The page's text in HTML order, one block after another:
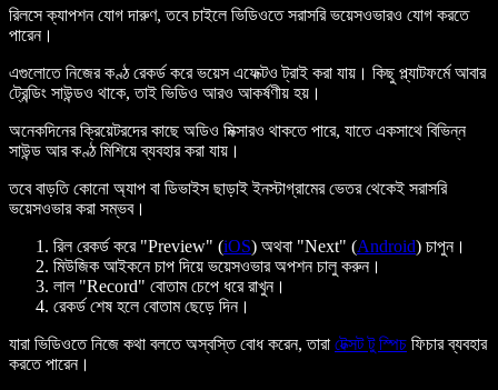
রিলসে ক্যাপশন যোগ দারুণ, তবে চাইলে ভিডিওতে সরাসরি ভয়েসওভারও যোগ করতে
পারেন।
এগুলোতে নিজের কণ্ঠ রেকর্ড করে ভয়েস এফেক্টও ট্রাই করা যায়। কিছু প্ল্যাটফর্মে আবার
ট্রেন্ডিং সাউন্ডও থাকে, তাই ভিডিও আরও আকর্ষণীয় হয়।
অনেকদিনের ক্রিয়েটরদের কাছে অডিও মিক্সারও থাকতে পারে, যাতে একসাথে বিভিন্ন
সাউন্ড আর কণ্ঠ মিশিয়ে ব্যবহার করা যায়।
তবে বাড়তি কোনো অ্যাপ বা ডিভাইস ছাড়াই ইনস্টাগ্রামের ভেতর থেকেই সরাসরি
ভয়েসওভার করা সম্ভব।
রিল রেকর্ড করে "Preview" (iOS) অথবা "Next" (Android) চাপুন।
মিউজিক আইকনে চাপ দিয়ে ভয়েসওভার অপশন চালু করুন।
লাল "Record" বোতাম চেপে ধরে রাখুন।
রেকর্ড শেষ হলে বোতাম ছেড়ে দিন।
যারা ভিডিওতে নিজে কথা বলতে অস্বস্তি বোধ করেন, তারা টেক্সট টু স্পিচ ফিচার ব্যবহার
করতে পারেন।